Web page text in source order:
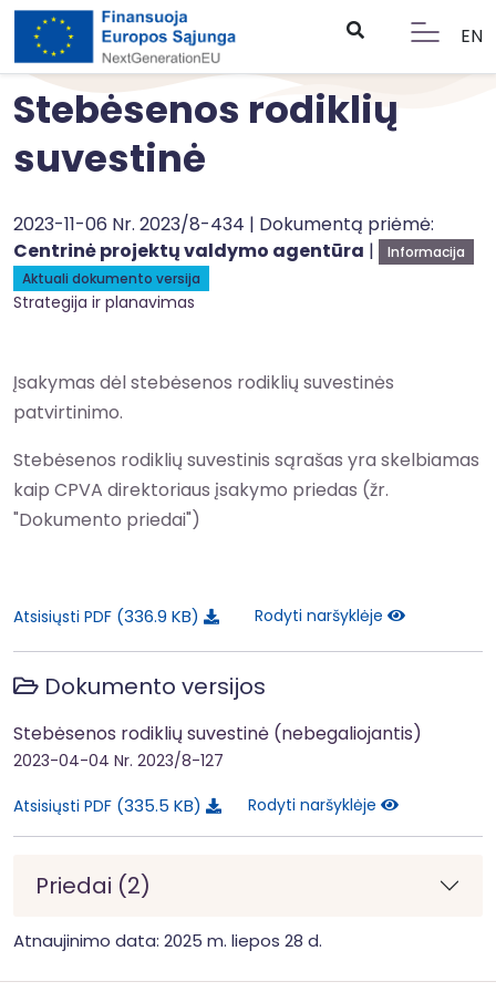
EN
Stebėsenos rodiklių
suvestinė
2023-11-06 Nr. 2023/8-434 | Dokumentą priėmė:
Centrinė projektų valdymo agentūra |
Informacija
Aktuali dokumento versija
Strategija ir planavimas
Įsakymas dėl stebėsenos rodiklių suvestinės
patvirtinimo.
Stebėsenos rodiklių suvestinis sąrašas yra skelbiamas
kaip CPVA direktoriaus įsakymo priedas (žr.
"Dokumento priedai")
Atsisiųsti PDF 336.9 KB Rodyti naršyklėje
Dokumento versijos
Stebėsenos rodiklių suvestinė (nebegaliojantis)
2023-04-04 Nr. 2023/8-127
Atsisiųsti PDF 335.5 KB Rodyti naršyklėje
Priedai (2)
Atnaujinimo data: 2025 m. liepos 28 d.